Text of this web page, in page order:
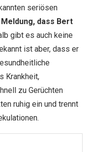
seriösen
dass Bert
gibt es auch keine
ist aber, dass er
Krankheit,
zu Gerüchten
ruhig ein und trennt